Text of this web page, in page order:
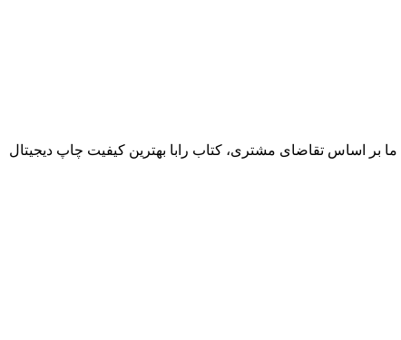
بر اساس تقاضای مشتری، کتاب رابا بهترین کیفیت چاپ دیجیتال